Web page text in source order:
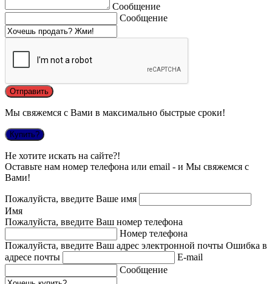
Сообщение
Сообщение
Мы свяжемся с Вами в максимально быстрые сроки!
Купить?
Не хотите искать на сайте?!
Оставьте нам номер телефона или email - и Мы свяжемся с
Вами!
Пожалуйста, введите Ваше имя
Имя
Пожалуйста, введите Ваш номер телефона
Номер телефона
Пожалуйста, введите Ваш адрес электронной почты Ошибка в
адресе почты
E-mail
Сообщение